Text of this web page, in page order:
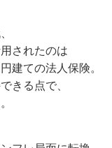
されたのは
建ての法人保険。
きる点で、